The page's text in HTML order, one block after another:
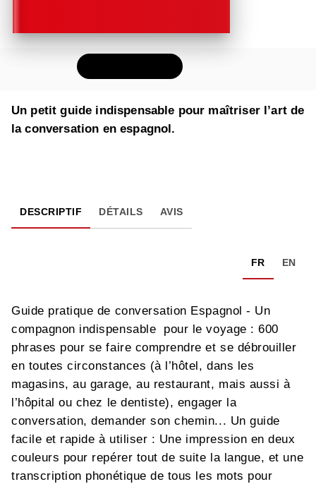
Un petit guide indispensable pour maîtriser l’art de
la conversation en espagnol.
DESCRIPTIF DÉTAILS AVIS
FR EN
Guide pratique de conversation Espagnol - Un
compagnon indispensable pour le voyage : 600
phrases pour se faire comprendre et se débrouiller
en toutes circonstances (à l’hôtel, dans les
magasins, au garage, au restaurant, mais aussi à
l’hôpital ou chez le dentiste), engager la
conversation, demander son chemin... Un guide
facile et rapide à utiliser : Une impression en deux
couleurs pour repérer tout de suite la langue, et une
transcription phonétique de tous les mots pour